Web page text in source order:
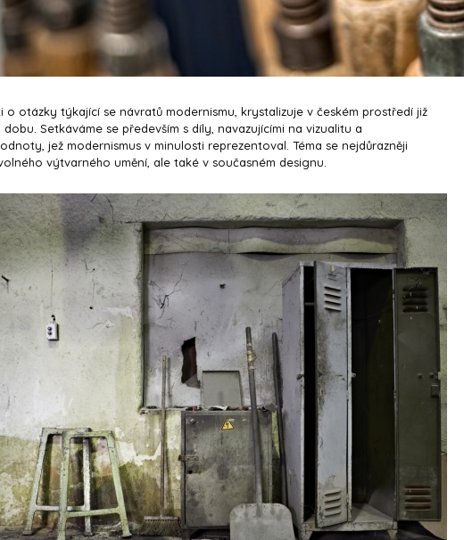
o otázky týkající se návratů modernismu, krystalizuje v českém prostředí již
Setkáváme se především s díly, navazujícími na vizualitu a
jež modernismus v minulosti reprezentoval. Téma se nejdůrazněji
výtvarného umění, ale také v současném designu.